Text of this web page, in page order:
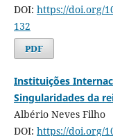
DOI: https://doi.org/
132
PDF
Instituições
Singularidades da
Albério Neves Filho
DOI: https://doi.org/